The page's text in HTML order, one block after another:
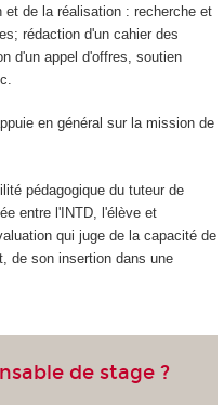
de la réalisation : recherche et
rédaction d'un cahier des
d'un appel d'offres, soutien
en général sur la mission de
pédagogique du tuteur de
entre l'INTD, l'élève et
qui juge de la capacité de
de son insertion dans une
de stage ?